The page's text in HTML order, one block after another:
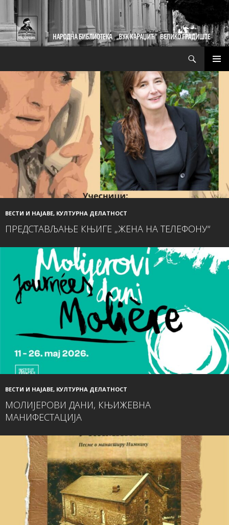
САДРЖАЈ
ВЕСТИ И НАЈАВЕ, КУЛТУРНА ДЕЛАТНОСТ
ПРЕДСТАВЉАЊЕ КЊИГЕ „ЖЕНА НА ТЕЛЕФОНУ“
ВЕСТИ И НАЈАВЕ, КУЛТУРНА ДЕЛАТНОСТ
МОЛИЈЕРОВИ ДАНИ, КЊИЖЕВНА
МАНИФЕСТАЦИЈА